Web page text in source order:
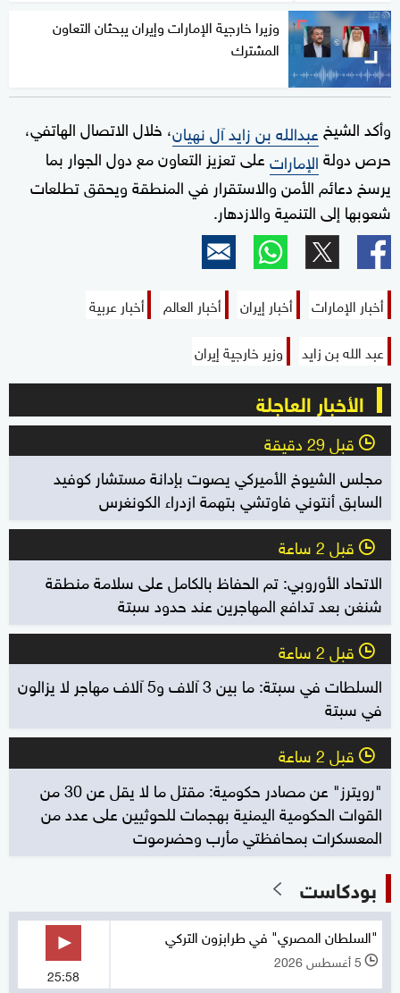
وزيرا خارجية الإمارات وإيران يبحثان التعاون
المشترك
وأكد الشيخ عبدالله بن زايد آل نهيان، خلال الاتصال الهاتفي،
حرص دولةالإماراتعلى تعزيز التعاون مع دول الجوار بما
يرسخ دعائم الأمن والاستقرار في المنطقة ويحقق تطلعات
شعوبها إلى التنمية والازدهار.
أخبار الإمارات أخبار إيران أخبار العالم
أخبار عربية
عبد الله بن زايد
وزير خارجية إيران
الأخبار العاجلة
l قبل 29 دقيقة
مجلس الشيوخ الأميركي يصوت بإدانة مستشار كوفيد
السابق أنتوني فاوتشي بتهمة ازدراء الكونغرس
l قبل 2 ساعة
الاتحاد الأوروبي: تم الحفاظ بالكامل على سلامة منطقة
شنغن بعد تدافع المهاجرين عند حدود سبتة
l قبل 2 ساعة
السلطات في سبتة: ما بين 3 آلاف و5 آلاف مهاجر لا يزالون
في سبتة
l قبل 2 ساعة
"رويترز" عن مصادر حكومية: مقتل ما لا يقل عن 30 من
القوات الحكومية اليمنية بهجمات للحوثيين على عدد من
المعسكرات بمحافظتي مأرب وحضرموت
بودكاست
"السلطان المصري" في طرابزون التركي
l 5 أغسطس 2026
25:58